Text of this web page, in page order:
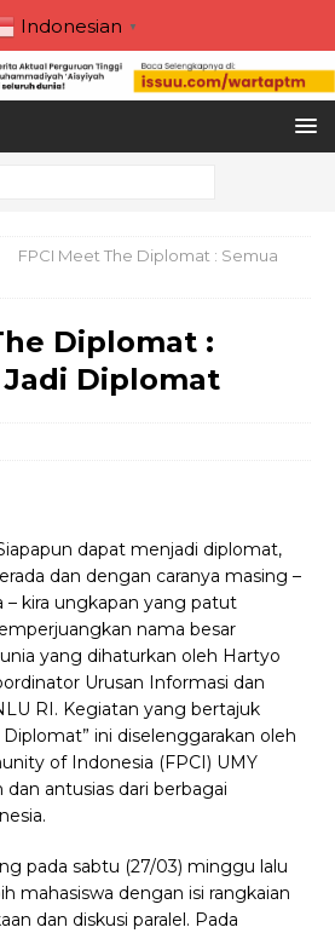
Indonesian ▼
FPCI Meet The Diplomat : Semua
Diplomat :
Jadi Diplomat
dapat menjadi diplomat,
dan dengan caranya masing –
– kira ungkapan yang patut
nama besar
yang dihaturkan oleh Hartyo
Urusan Informasi dan
RI. Kegiatan yang bertajuk
ini diselenggarakan oleh
of Indonesia (FPCI) UMY
antusias dari berbagai
pada sabtu (27/03) minggu lalu
mahasiswa dengan isi rangkaian
dan diskusi paralel. Pada